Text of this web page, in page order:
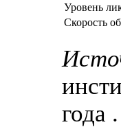
Уровень
Скорость
года .